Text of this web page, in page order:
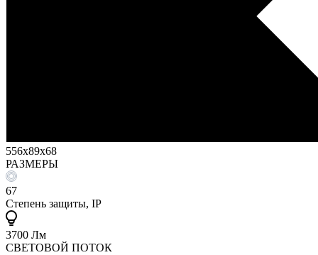
556x89x68
РАЗМЕРЫ
67
Степень защиты, IP
3700 Лм
СВЕТОВОЙ ПОТОК